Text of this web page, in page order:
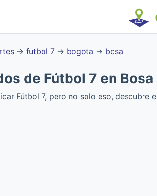
→ futbol 7 → bogota → bosa
de Fútbol 7 en Bosa
Fútbol 7, pero no solo eso, descubre